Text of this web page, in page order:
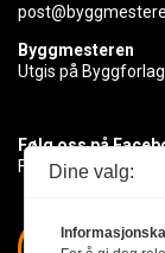
Byggmesteren
Utgis på
Følg oss på
Få med deg det
Dine valg: